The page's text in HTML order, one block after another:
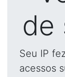
de
Seu IP
acessos